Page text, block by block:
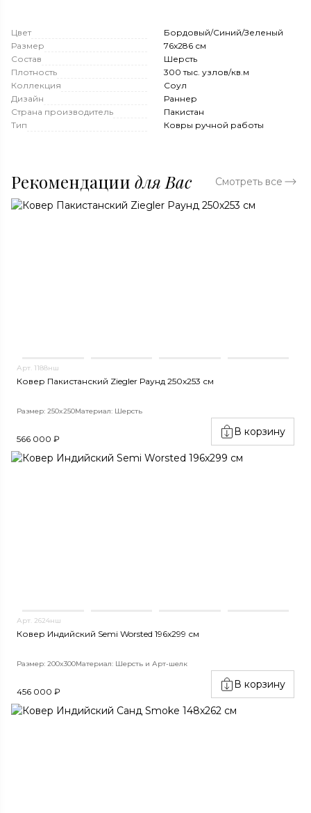
Цвет
Бордовый/Синий/Зеленый
Размер
76x286 см
Состав
Шерсть
Плотность
300 тыс. узлов/кв.м
Коллекция
Соул
Дизайн
Раннер
Страна производитель
Пакистан
Тип
Ковры ручной работы
Рекомендации для Вас Смотреть все
Арт. 1188нш
Ковер Пакистанский Ziegler Раунд 250x253 см
Размер: 250x250Материал: Шерсть
566 000 ₽
В корзину
Арт. 2624нш
Ковер Индийский Semi Worsted 196x299 см
Размер: 200x300Материал: Шерсть и Арт-шелк
456 000 ₽
В корзину